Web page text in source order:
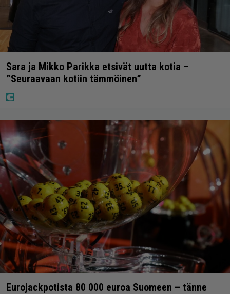
Sara ja Mikko Parikka etsivät uutta kotia –
”Seuraavaan kotiin tämmöinen”
Eurojackpotista 80 000 euroa Suomeen – tänne